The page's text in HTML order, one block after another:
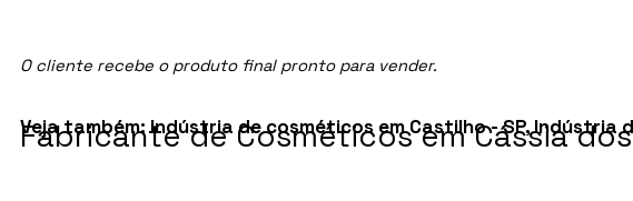
O cliente recebe o produto final pronto para vender.
Veja também: Indústria de cosméticos em Castilho - SP,Indústria
Fabricante de Cosméticos em Cássia